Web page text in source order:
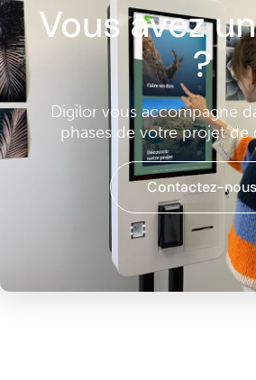
Vous avez
?
Digilor vous accompagne
phases de votre projet de
Contactez-nous